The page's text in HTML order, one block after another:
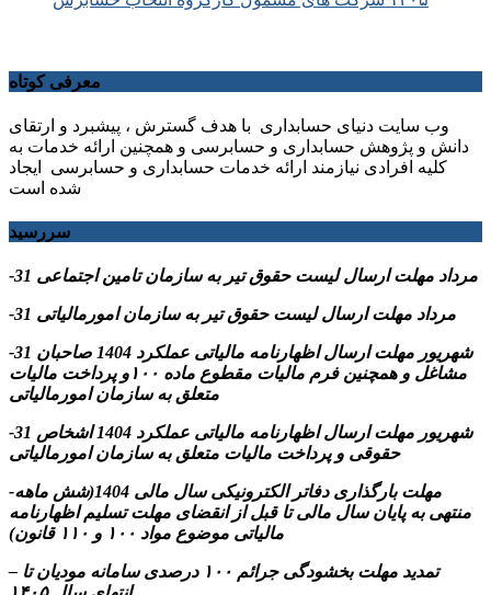
معرفی کوتاه
وب سایت دنیای حسابداری با هدف گسترش ، پیشبرد و ارتقای
دانش و پژوهش حسابداری و حسابرسی و همچنین ارائه خدمات به
کلیه افرادی نیازمند ارائه خدمات حسابداری و حسابرسی ایجاد
شده است
سررسید
-31 مرداد مهلت ارسال ليست حقوق تیر به سازمان تامین اجتماعی
-31 مرداد مهلت ارسال ليست حقوق تیر به سازمان امورمالیاتی
-31 شهریور مهلت ارسال اظهارنامه مالیاتی عملکرد 1404 صاحبان
مشاغل و همچنین فرم مالیات مقطوع ماده ۱۰۰و پرداخت مالیات
متعلق به سازمان امورمالیاتی
-31 شهریور مهلت ارسال اظهارنامه مالیاتی عملکرد 1404 اشخاص
حقوقی و پرداخت مالیات متعلق به سازمان امورمالیاتی
-مهلت بارگذاری دفاتر الکترونیکی سال مالی 1404(شش ماهه
منتهی به پایان سال مالی تا قبل از انقضای مهلت تسلیم اظهارنامه
مالیاتی موضوع مواد ۱۰۰ و ۱۱۰ قانون)
– تمدید مهلت بخشودگی جرائم ۱۰۰ درصدی سامانه مودیان تا